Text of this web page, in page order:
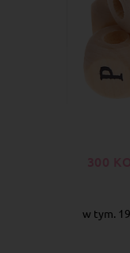
w tym.